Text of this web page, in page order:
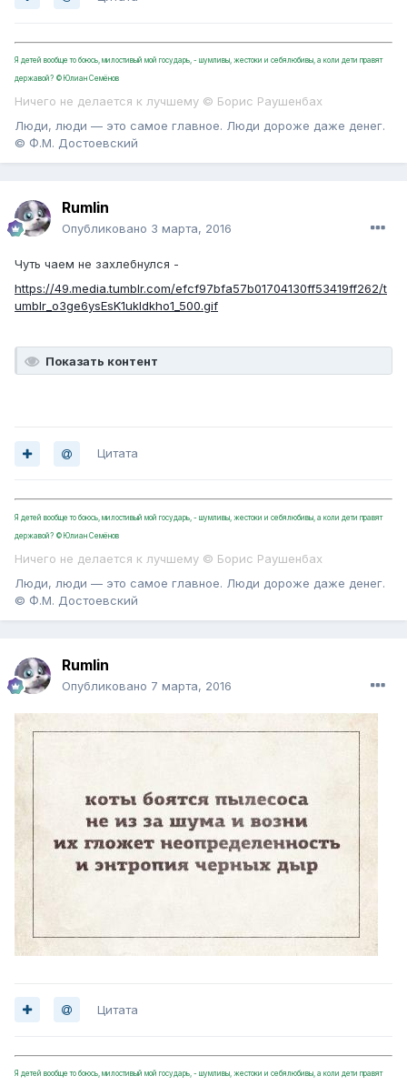
Я детей вообще то боюсь, милостивый мой государь, - шумливы, жестоки и себялюбивы, а коли дети правят
державой? ©Юлиан Семёнов
Ничего не делается к лучшему © Борис Раушенбах
Люди, люди — это самое главное. Люди дороже даже денег.
© Ф.М. Достоевский
Rumlin
Опубликовано 3 марта, 2016
Чуть чаем не захлебнулся -
https://49.media.tumblr.com/efcf97bfa57b01704130ff53419ff262/t
umblr_o3ge6ysEsK1ukldkho1_500.gif
Показать контент
Цитата
Я детей вообще то боюсь, милостивый мой государь, - шумливы, жестоки и себялюбивы, а коли дети правят
державой? ©Юлиан Семёнов
Ничего не делается к лучшему © Борис Раушенбах
Люди, люди — это самое главное. Люди дороже даже денег.
© Ф.М. Достоевский
Rumlin
Опубликовано 7 марта, 2016
Цитата
Я детей вообще то боюсь, милостивый мой государь, - шумливы, жестоки и себялюбивы, а коли дети правят